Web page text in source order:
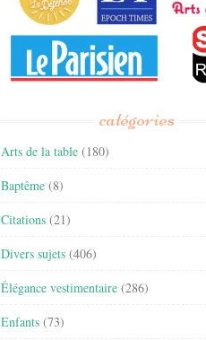
catégories
Arts de la table (180)
Baptême (8)
Citations (21)
Divers sujets (406)
Élégance vestimentaire (286)
Enfants (73)